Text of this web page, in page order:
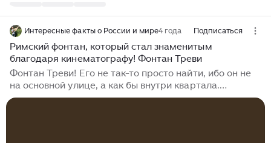
Интересные факты о России и мире4 года Подписаться
Римский фонтан, который стал знаменитым
благодаря кинематографу! Фонтан Треви
Фонтан Треви! Его не так-то просто найти, ибо он не
на основной улице, а как бы внутри квартала.
Находится он на пересечении трех улиц, отсюда и